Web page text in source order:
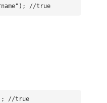
//true
//true